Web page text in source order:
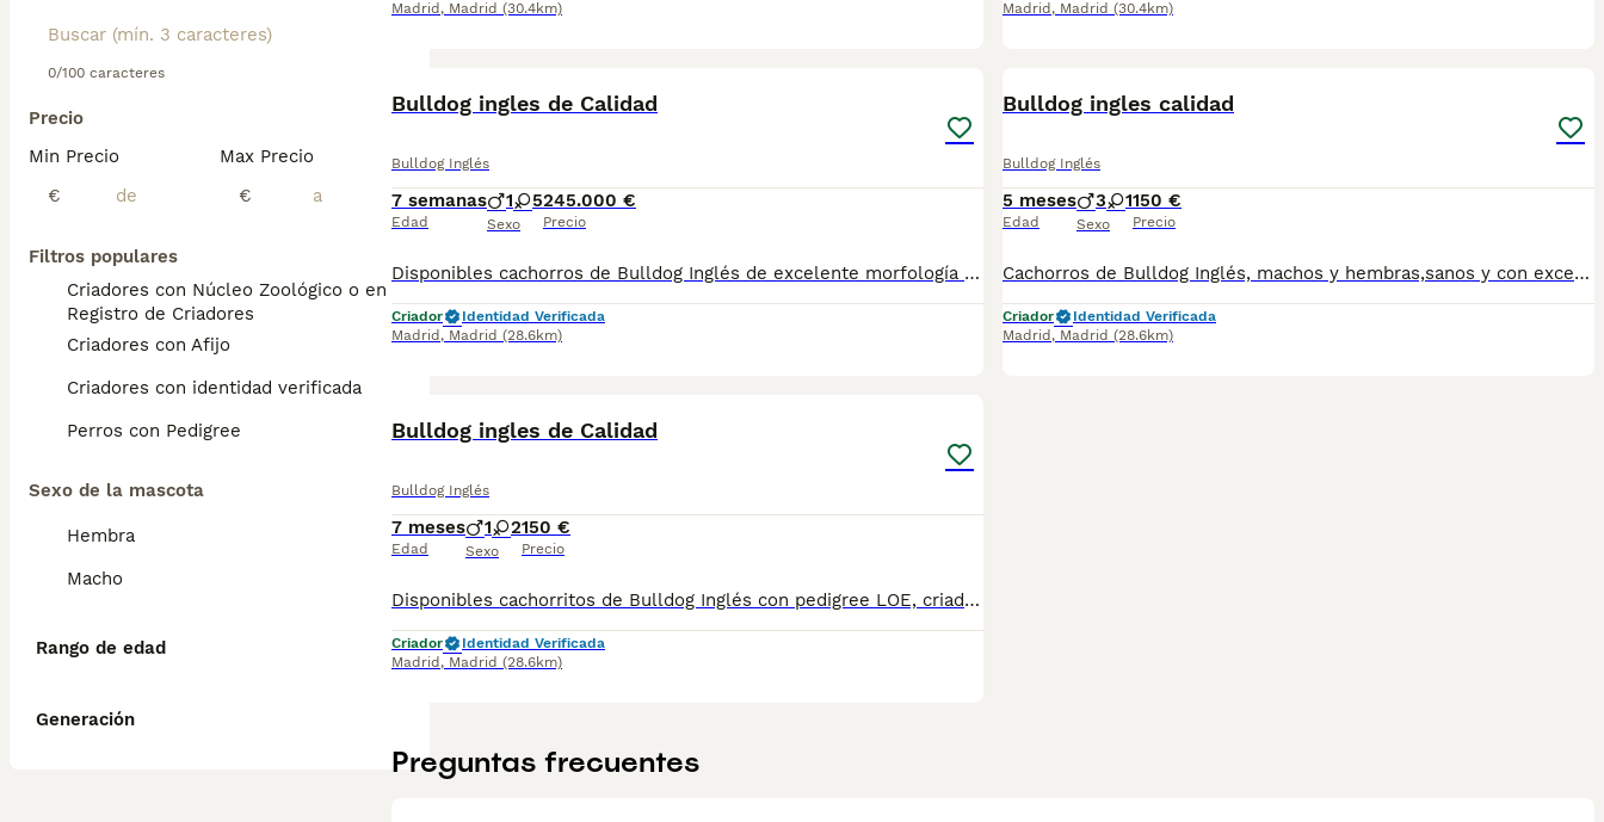
0/100 caracteres
Precio
Min Precio
€
Max Precio
€
Filtros populares
Criadores con Núcleo Zoológico o en el
Registro de Criadores
Criadores con Afijo
Criadores con identidad verificada
Perros con Pedigree
Sexo de la mascota
Hembra
Macho
Rango de edad
Generación
Madrid , Madrid (30.4km)
Madrid , Madrid (30.4km)
Bulldog ingles de Calidad
Bulldog Inglés
7 semanas
Edad
1 5
Sexo
245.000 €
Precio
Disponibles cachorros de Bulldog Inglés de excelente morfología y temperamento. Disponibles para reservar. Padres sanos y con buena genética. Criados en entorno familiar, socializados desde el primer día y con todos los cuidados veterinarios Atiendo WhatsApp y llamadas
Criador
Identidad Verificada
Madrid , Madrid (28.6km)
Bulldog ingles calidad
Bulldog Inglés
5 meses
Edad
3 1
Sexo
150 €
Precio
Cachorros de Bulldog Inglés, machos y hembras,sanos y con excelente carácter. Criados en casa con dedicación. Solamente atiendo llamadas y WhatsApp gracias. Entregados con: Microchip Vacunas completas Desparasitación Revisión veterinaria Pedigree L.O.E repleto de campeones de belleza.
Criador
Identidad Verificada
Madrid , Madrid (28.6km)
Bulldog ingles de Calidad
Bulldog Inglés
7 meses
Edad
1 2
Sexo
150 €
Precio
Disponibles cachorritos de Bulldog Inglés con pedigree LOE, criados en casa con mucho cariño y cuidados desde el primer día. Han tenido supervisión veterinaria continua, están muy sociables y acostumbrados al trato familiar. ✔️ Pedigree LOE ✔️ Vacunados y desparasitados ✔️ Microchip y revisión veterinaria ✔️ Padres sanos y de buen carácter ✔️ Entregamos personalmente para garantizar que llegan perfectos a su nueva familia Buscamos hogares responsables donde los quieran y cuiden como se merecen. Enviamos más fotos y vídeos por privado 😊. Preferiblemente llamadas y WhatsApp gracias.
Criador
Identidad Verificada
Madrid , Madrid (28.6km)
Preguntas frecuentes